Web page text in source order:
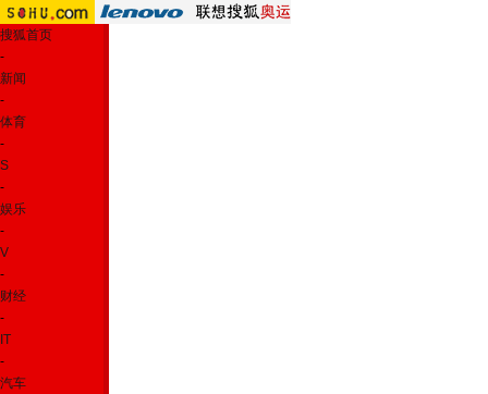
搜狐首页
-
新闻
-
体育
-
S
-
娱乐
-
V
-
财经
-
IT
-
汽车